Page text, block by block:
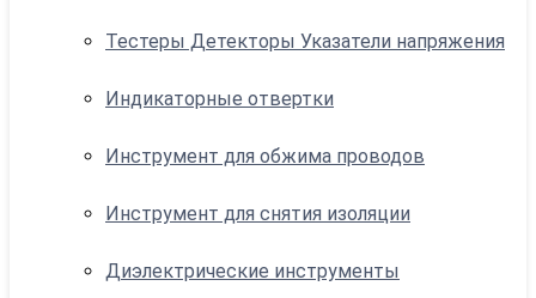
Тестеры Детекторы Указатели напряжения
Индикаторные отвертки
Инструмент для обжима проводов
Инструмент для снятия изоляции
Диэлектрические инструменты